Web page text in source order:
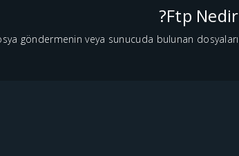
Ftp Nedir?
göndermenin veya sunucuda bulunan dosyaları...